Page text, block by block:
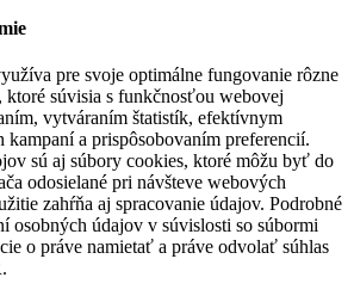
pre svoje optimálne fungovanie rôzne
ktoré súvisia s funkčnosťou webovej
vytváraním štatistík, efektívnym
kampaní a prispôsobovaním preferencií.
sú aj súbory cookies, ktoré môžu byť do
odosielané pri návšteve webových
zahŕňa aj spracovanie údajov. Podrobné
osobných údajov v súvislosti so súbormi
o práve namietať a práve odvolať súhlas